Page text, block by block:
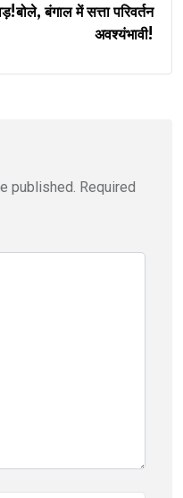
बंगाल में सत्ता परिवर्तन
अवश्यंभावी!
published. Required